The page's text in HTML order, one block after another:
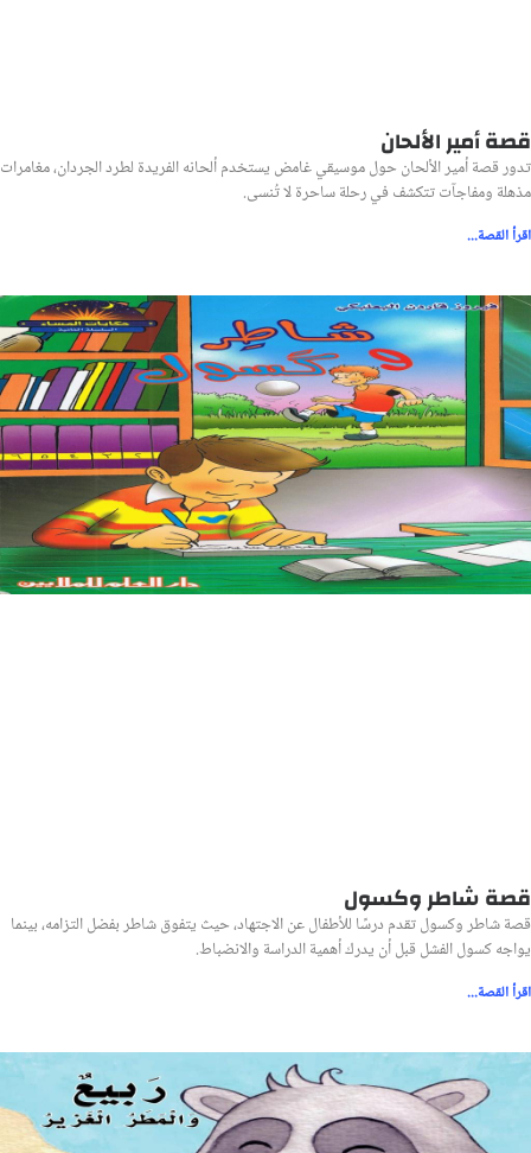
قصة أمير الألحان
تدور قصة أمير الألحان حول موسيقي غامض يستخدم ألحانه الفريدة لطرد الجردان، مغامرات
مذهلة ومفاجآت تتكشف في رحلة ساحرة لا تُنسى.
اقرأ القصة...
قصة شاطر وكسول
قصة شاطر وكسول تقدم درسًا للأطفال عن الاجتهاد، حيث يتفوق شاطر بفضل التزامه، بينما
يواجه كسول الفشل قبل أن يدرك أهمية الدراسة والانضباط.
اقرأ القصة...